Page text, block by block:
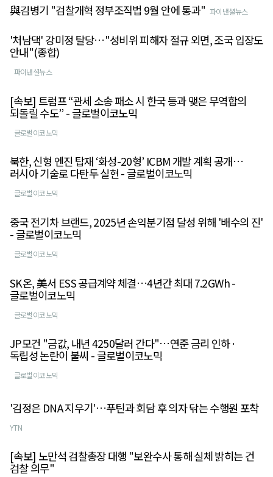
與김병기 "검찰개혁 정부조직법 9월 안에 통과" 파이낸셜뉴스
'처남댁' 강미정 탈당…"성비위 피해자 절규 외면, 조국 입장도
안내"(종합)
파이낸셜뉴스
[속보] 트럼프 “관세 소송 패소 시 한국 등과 맺은 무역합의
되돌릴 수도” - 글로벌이코노믹
글로벌이코노믹
북한, 신형 엔진 탑재 ‘화성-20형’ ICBM 개발 계획 공개…
러시아 기술로 다탄두 실현 - 글로벌이코노믹
글로벌이코노믹
중국 전기차 브랜드, 2025년 손익분기점 달성 위해 '배수의 진'
- 글로벌이코노믹
글로벌이코노믹
SK온, 美서 ESS 공급계약 체결…4년간 최대 7.2GWh -
글로벌이코노믹
글로벌이코노믹
JP모건 "금값, 내년 4250달러 간다"…연준 금리 인하·
독립성 논란이 불씨 - 글로벌이코노믹
글로벌이코노믹
'김정은 DNA 지우기'…푸틴과 회담 후 의자 닦는 수행원 포착
YTN
[속보] 노만석 검찰총장 대행 "보완수사 통해 실체 밝히는 건
검찰 의무"